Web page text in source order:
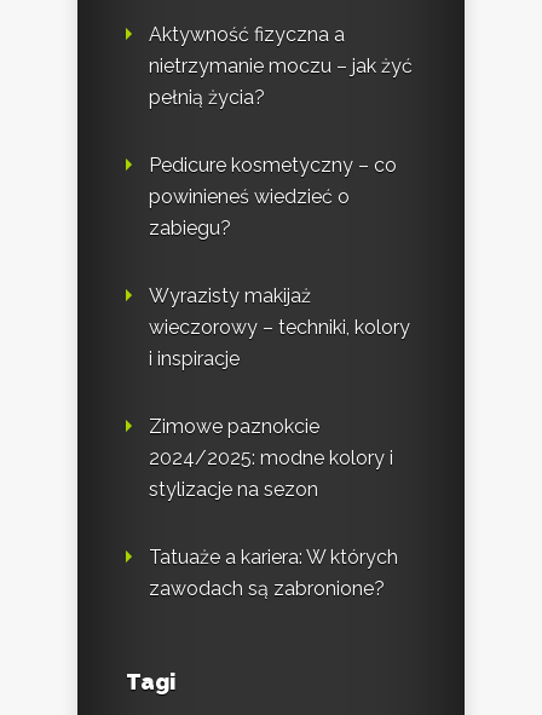
Aktywność fizyczna a
nietrzymanie moczu – jak żyć
pełnią życia?
Pedicure kosmetyczny – co
powinieneś wiedzieć o
zabiegu?
Wyrazisty makijaż
wieczorowy – techniki, kolory
i inspiracje
Zimowe paznokcie
2024/2025: modne kolory i
stylizacje na sezon
Tatuaże a kariera: W których
zawodach są zabronione?
Tagi